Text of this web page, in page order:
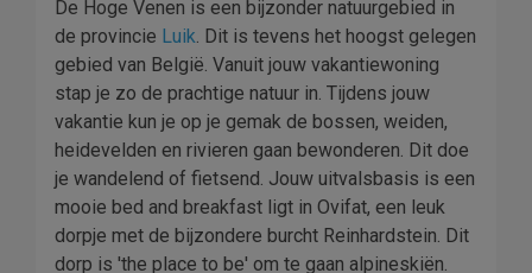
De Hoge Venen is een bijzonder natuurgebied in
de provincie Luik. Dit is tevens het hoogst gelegen
gebied van België. Vanuit jouw vakantiewoning
stap je zo de prachtige natuur in. Tijdens jouw
vakantie kun je op je gemak de bossen, weiden,
heidevelden en rivieren gaan bewonderen. Dit doe
je wandelend of fietsend. Jouw uitvalsbasis is een
mooie bed and breakfast ligt in Ovifat, een leuk
dorpje met de bijzondere burcht Reinhardstein. Dit
dorp is 'the place to be' om te gaan alpineskiën.